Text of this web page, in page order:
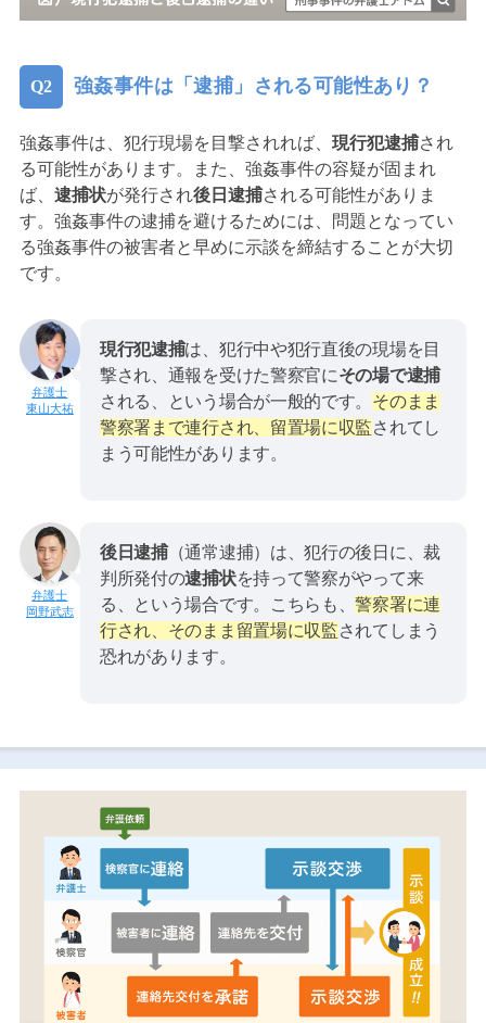
強姦事件は「逮捕」される可能性あり？
強姦事件は、犯行現場を目撃されれば、 現行犯逮捕され
る可能性があります。また、強姦事件の容疑が固まれ
ば、 逮捕状が発行され後日逮捕される可能性がありま
す。強姦事件の逮捕を避けるためには、問題となってい
る強姦事件の被害者と早めに示談を締結することが大切
です。
東山大祐
現行犯逮捕は、犯行中や犯行直後の現場を目
撃され、通報を受けた警察官にその場で逮捕
される、という場合が一般的です。 そのまま
警察署まで連行され、留置場に収監されてし
まう可能性があります。
岡野武志
後日逮捕（通常逮捕）は、犯行の後日に、裁
判所発付の逮捕状を持って警察がやって来
る、という場合です。こちらも、警察署に連
行され、そのまま留置場に収監されてしまう
恐れがあります。